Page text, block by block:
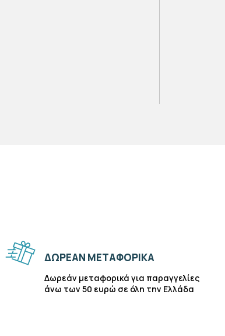
ΔΩΡΕΆΝ ΜΕΤΑΦΟΡΙΚΆ
Δωρεάν μεταφορικά για παραγγελίες
άνω των 50 ευρώ σε όλη την Ελλάδα